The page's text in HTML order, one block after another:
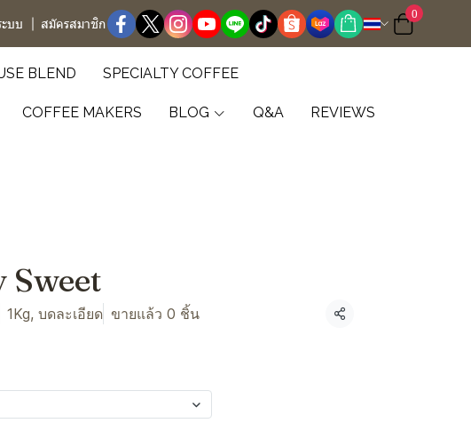
ะบบ สมัครสมาชิก
0
BLEND SPECIALTY COFFEE
COFFEE MAKERS BLOG Q&A REVIEWS
Sweet
1Kg, บดละเอียด ขายแล้ว 0 ชิ้น แชร์